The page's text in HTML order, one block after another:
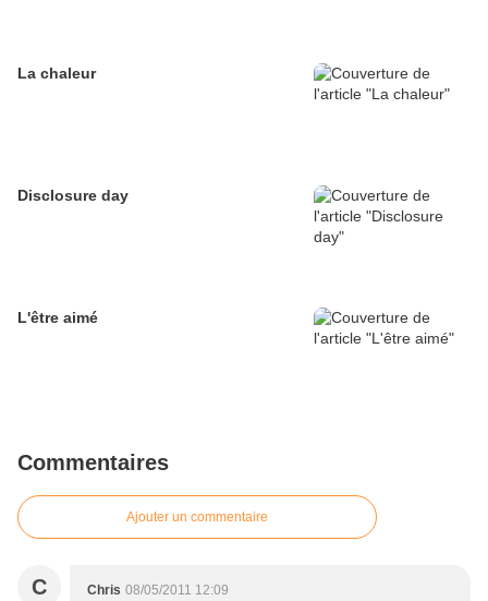
La chaleur
Disclosure day
L'être aimé
Commentaires
Ajouter un commentaire
C Chris 08/05/2011 12:09